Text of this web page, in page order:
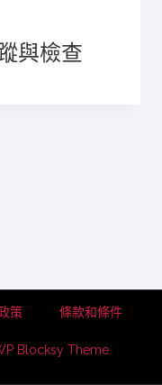
與檢查
策 條款和條件
Blocksy Theme